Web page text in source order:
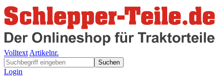
Volltext Artikelnr.
Suchen
Login